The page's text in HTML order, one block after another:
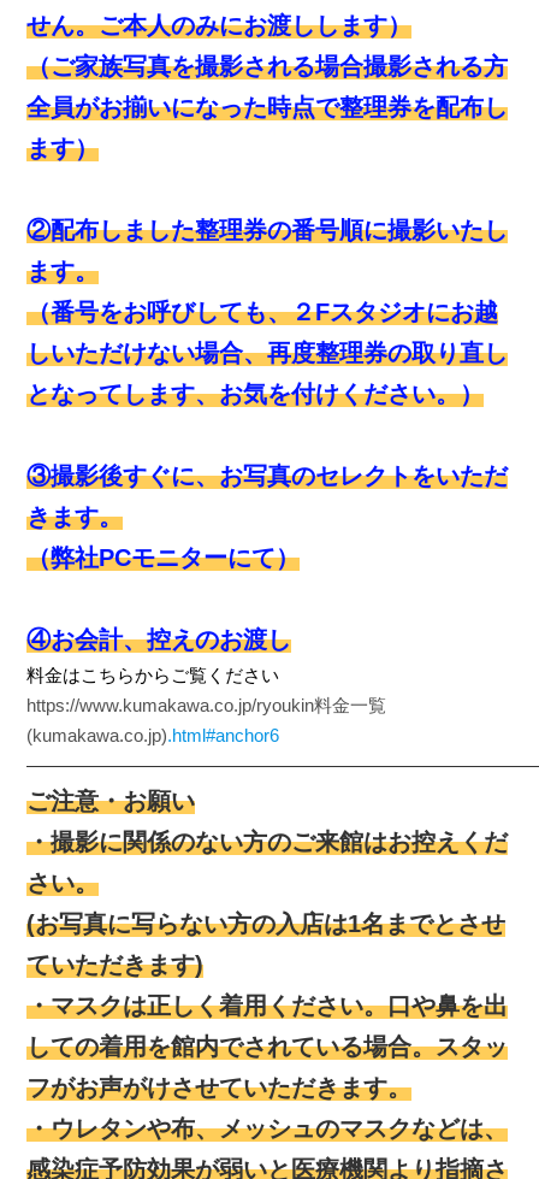
せん。ご本人のみにお渡しします）
（ご家族写真を撮影される場合撮影される方
全員がお揃いになった時点で整理券を配布し
ます）
②配布しました整理券の番号順に撮影いたし
ます。
（番号をお呼びしても、２Fスタジオにお越
しいただけない場合、再度整理券の取り直し
となってします、お気を付けください。）
③撮影後すぐに、お写真のセレクトをいただ
きます。
（弊社PCモニターにて）
④お会計、控えのお渡し
料金はこちらからご覧ください
https://www.kumakawa.co.jp/ryoukin料金一覧
(kumakawa.co.jp).html#anchor6
ご注意・お願い
・撮影に関係のない方のご来館はお控えくだ
さい。
(お写真に写らない方の入店は1名までとさせ
ていただきます)
・マスクは正しく着用ください。口や鼻を出
しての着用を館内でされている場合。スタッ
フがお声がけさせていただきます。
・ウレタンや布、メッシュのマスクなどは、
感染症予防効果が弱いと医療機関より指摘さ